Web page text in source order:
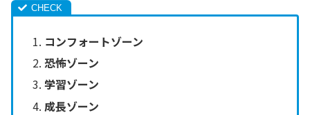
コンフォートゾーン
恐怖ゾーン
学習ゾーン
成長ゾーン